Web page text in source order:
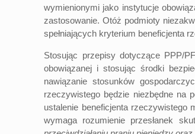
wymienionymi jako instytucje
zastosowanie. Otóż podmioty
spełniających kryterium beneficjenta
Stosując przepisy dotyczące PPP/
obowiązanej i stosując środki
nawiązanie stosunków
rzeczywistego będzie niezbędne na
ustalenie beneficjenta rzeczywistego
wymaga rozumienie przesłanek